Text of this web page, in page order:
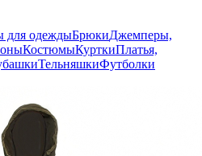
для одеждыБрюкиДжемперы,
КостюмыКурткиПлатья,
ТельняшкиФутболки